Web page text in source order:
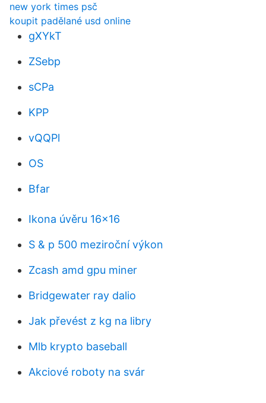
new york times psč
koupit padělané usd online
gXYkT
ZSebp
sCPa
KPP
vQQPl
OS
Bfar
Ikona úvěru 16x16
S & p 500 meziroční výkon
Zcash amd gpu miner
Bridgewater ray dalio
Jak převést z kg na libry
Mlb krypto baseball
Akciové roboty na svár